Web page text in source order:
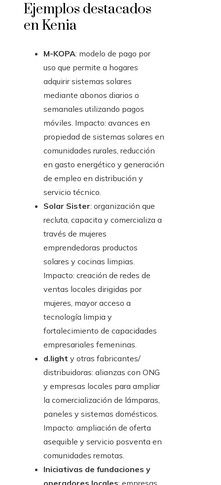
Ejemplos destacados
en Kenia
M-KOPA: modelo de pago por
uso que permite a hogares
adquirir sistemas solares
mediante abonos diarios o
semanales utilizando pagos
móviles. Impacto: avances en
propiedad de sistemas solares en
comunidades rurales, reducción
en gasto energético y generación
de empleo en distribución y
servicio técnico.
Solar Sister: organización que
recluta, capacita y comercializa a
través de mujeres
emprendedoras productos
solares y cocinas limpias.
Impacto: creación de redes de
ventas locales dirigidas por
mujeres, mayor acceso a
tecnología limpia y
fortalecimiento de capacidades
empresariales femeninas.
d.light y otras fabricantes/
distribuidoras: alianzas con ONG
y empresas locales para ampliar
la comercialización de lámparas,
paneles y sistemas domésticos.
Impacto: ampliación de oferta
asequible y servicio posventa en
comunidades remotas.
Iniciativas de fundaciones y